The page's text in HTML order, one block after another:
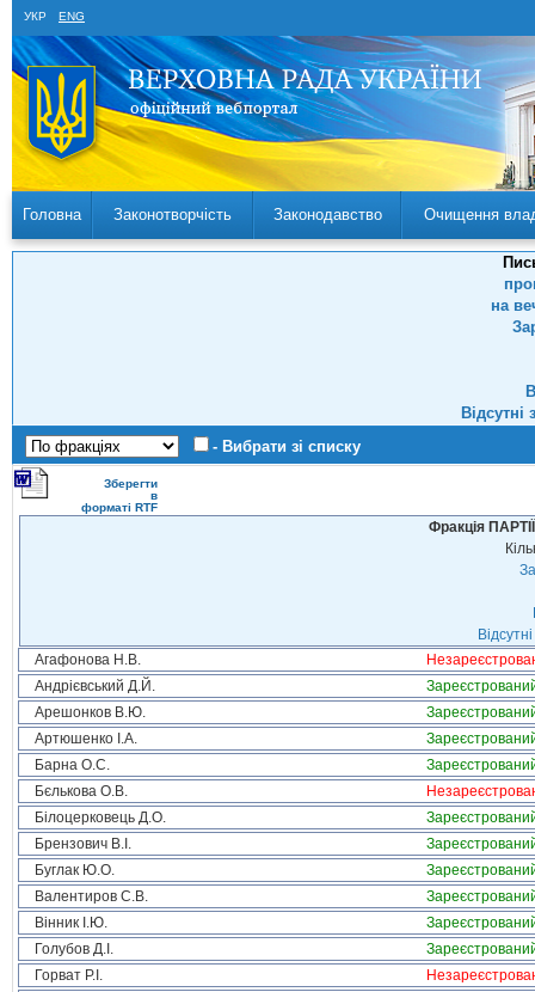
УКР ENG
Головна Законотворчість Законодавство Очищення
на
- Вибрати зі списку
Зберегти
в
форматі RTF
Фракція
Агафонова Н.В.
Андрієвський Д.Й.
Арешонков В.Ю.
Артюшенко І.А.
Барна О.С.
Бєлькова О.В.
Білоцерковець Д.О.
Брензович В.І.
Буглак Ю.О.
Валентиров С.В.
Вінник І.Ю.
Голубов Д.І.
Горват Р.І.